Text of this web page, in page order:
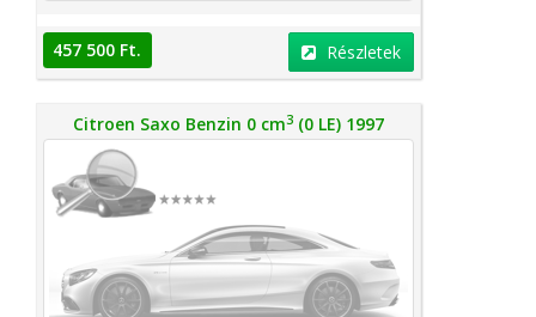
457 500 Ft. Részletek
Citroen Saxo Benzin 0 cm3 (0 LE) 1997